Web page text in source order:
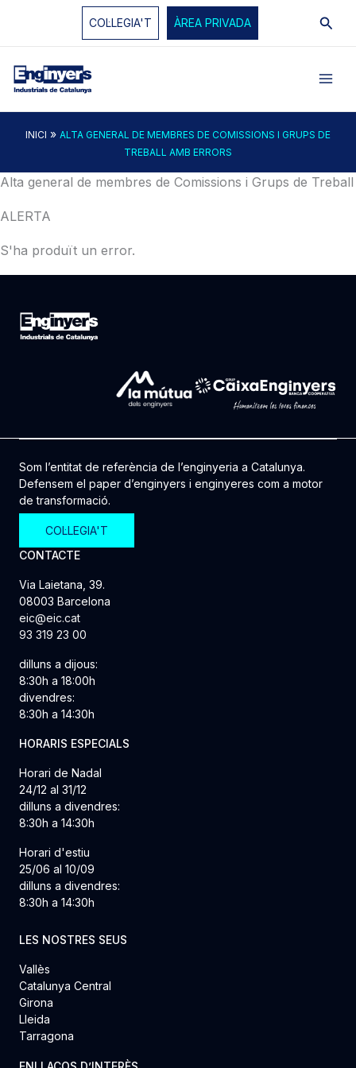
COL·LEGIA'T ÀREA PRIVADA
INICI » ALTA GENERAL DE MEMBRES DE COMISSIONS I GRUPS DE
TREBALL AMB ERRORS
Alta general de membres de Comissions i Grups de Treball
ALERTA
S'ha produït un error.
Som l’entitat de referència de l’enginyeria a Catalunya.
Defensem el paper d’enginyers i enginyeres com a motor
de transformació.
COL·LEGIA'T
CONTACTE
Via Laietana, 39.
08003 Barcelona
eic@eic.cat
93 319 23 00
dilluns a dijous:
8:30h a 18:00h
divendres:
8:30h a 14:30h
HORARIS ESPECIALS
Horari de Nadal
24/12 al 31/12
dilluns a divendres:
8:30h a 14:30h
Horari d'estiu
25/06 al 10/09
dilluns a divendres:
8:30h a 14:30h
LES NOSTRES SEUS
Vallès
Catalunya Central
Girona
Lleida
Tarragona